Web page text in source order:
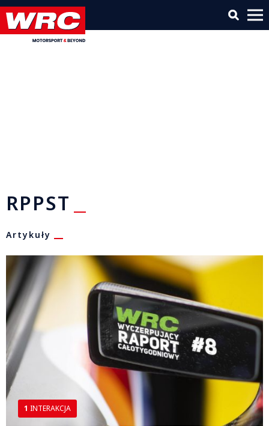
RPPST
Artykuły
1 INTERAKCJA